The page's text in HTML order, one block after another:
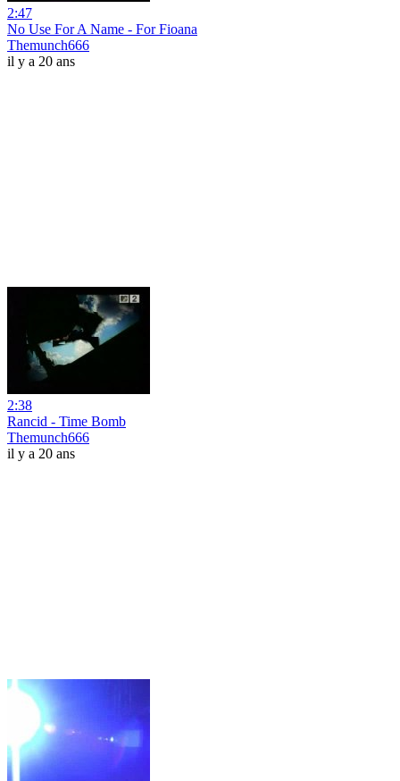
2:47
No Use For A Name - For Fioana
Themunch666
il y a 20 ans
2:38
Rancid - Time Bomb
Themunch666
il y a 20 ans